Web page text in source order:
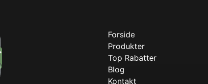
Forside
Produkter
Top Rabatter
Blog
Kontakt